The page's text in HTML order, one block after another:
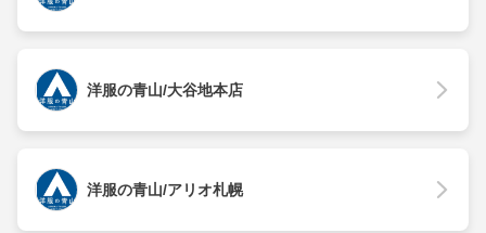
洋服の青山/大谷地本店
洋服の青山/アリオ札幌